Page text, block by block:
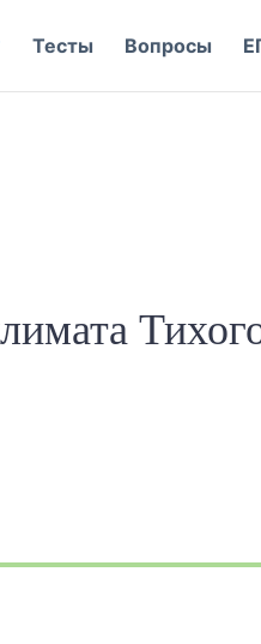
Тесты Вопросы